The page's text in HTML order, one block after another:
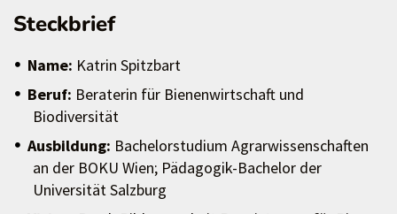
Steckbrief
Name: Katrin Spitzbart
Beruf: Beraterin für Bienenwirtschaft und
Biodiversität
Ausbildung: Bachelorstudium Agrarwissenschaften
an der BOKU Wien; Pädagogik-Bachelor der
Universität Salzburg